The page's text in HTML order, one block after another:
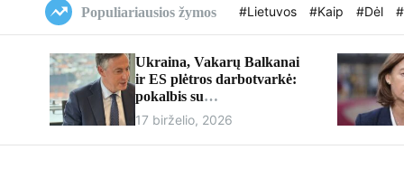
Populiariausios žymos #Lietuvos #Kaip #Dėl
Ukraina, Vakarų Balkanai
ir ES plėtros darbotvarkė:
pokalbis su
europarlamentaru Davidu
McAllisteriu
17 birželio, 2026